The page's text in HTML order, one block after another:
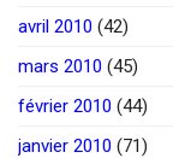
avril 2010 (42)
mars 2010 (45)
février 2010 (44)
janvier 2010 (71)